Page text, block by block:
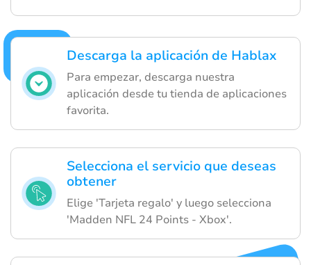
Descarga la aplicación de Hablax
Para empezar, descarga nuestra
aplicación desde tu tienda de aplicaciones
favorita.
Selecciona el servicio que deseas
obtener
Elige 'Tarjeta regalo' y luego selecciona
'Madden NFL 24 Points - Xbox'.